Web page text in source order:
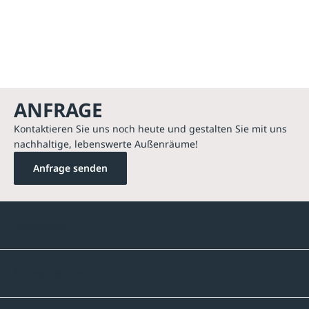
ANFRAGE
Kontaktieren Sie uns noch heute und gestalten Sie mit uns
nachhaltige, lebenswerte Außenräume!
Anfrage senden